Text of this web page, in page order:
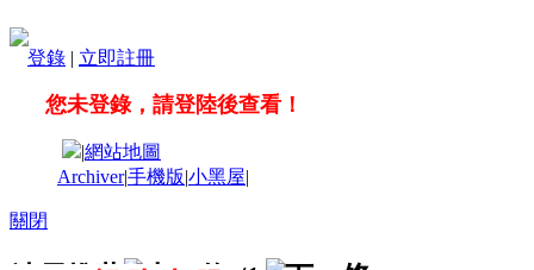
登錄 | 立即註冊
您未登錄，請登陸後查看！
|網站地圖
Archiver|手機版|小黑屋|
關閉